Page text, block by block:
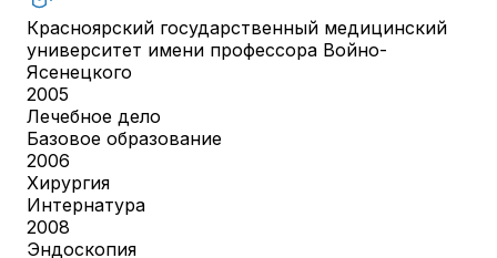
Красноярский государственный медицинский
университет имени профессора Войно-
Ясенецкого
2005
Лечебное дело
Базовое образование
2006
Хирургия
Интернатура
2008
Эндоскопия